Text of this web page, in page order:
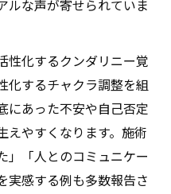
ルな声が寄せられていま
性化するクンダリニー覚
化するチャクラ調整を組
にあった不安や自己否定
えやすくなります。施術
」「人とのコミュニケー
実感する例も多数報告さ